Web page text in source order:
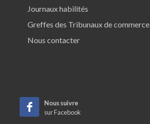
Journaux habilités
Greffes des Tribunaux de commerce
Nous contacter
Nous suivre
sur Facebook